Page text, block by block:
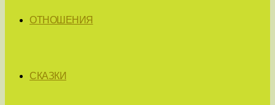
ОТНОШЕНИЯ
СКАЗКИ